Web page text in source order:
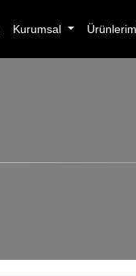
Kurumsal